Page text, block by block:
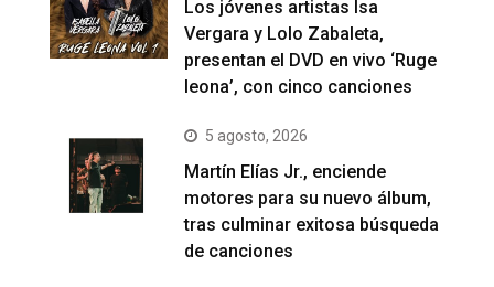
Los jóvenes artistas Isa
Vergara y Lolo Zabaleta,
presentan el DVD en vivo ‘Ruge
leona’, con cinco canciones
5 agosto, 2026
Martín Elías Jr., enciende
motores para su nuevo álbum,
tras culminar exitosa búsqueda
de canciones